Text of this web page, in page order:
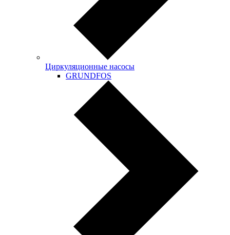
Циркуляционные насосы
GRUNDFOS